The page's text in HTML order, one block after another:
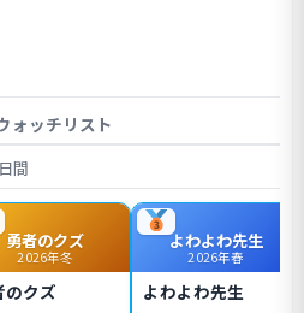
ォッチリスト
日間
勇者のクズ
2026年冬
のクズ
よわよわ先生
2026年春
よわよわ先生